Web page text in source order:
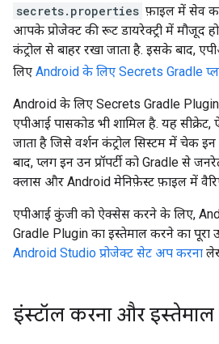
secrets.properties फ़ाइल में सेव
आपके प्रोजेक्ट की रूट डायरेक्ट्री में मौजूद
कंट्रोल से बाहर रखा जाता है. इसके बाद,
लिए Android के लिए Secrets Gradle
Android के लिए Secrets Gradle
एपीआई पासकोड भी शामिल है. यह सीक्रेट,
जाता है जिसे वर्शन कंट्रोल सिस्टम में चेक
बाद, प्लग इन उन प्रॉपर्टी को Gradle से
क्लास और Android मेनिफ़ेस्ट फ़ाइल में
एपीआई कुंजी को ऐक्सेस करने के लिए,
Gradle Plugin का इस्तेमाल करने का
Android Studio प्रोजेक्ट सेट अप करना
इंस्टॉल करना और इस्तेमाल